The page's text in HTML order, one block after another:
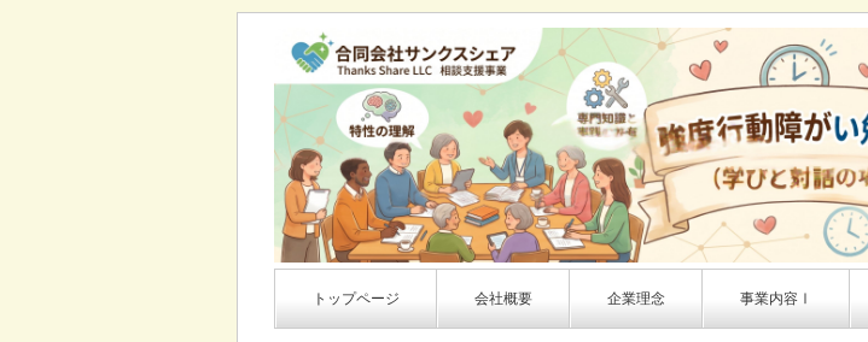
トップページ 会社概要 企業理念 事業内容Ⅰ